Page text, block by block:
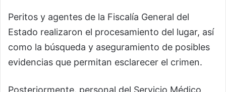
Peritos y agentes de la Fiscalía General del
Estado realizaron el procesamiento del lugar, así
como la búsqueda y aseguramiento de posibles
evidencias que permitan esclarecer el crimen.
Posteriormente, personal del Servicio Médico